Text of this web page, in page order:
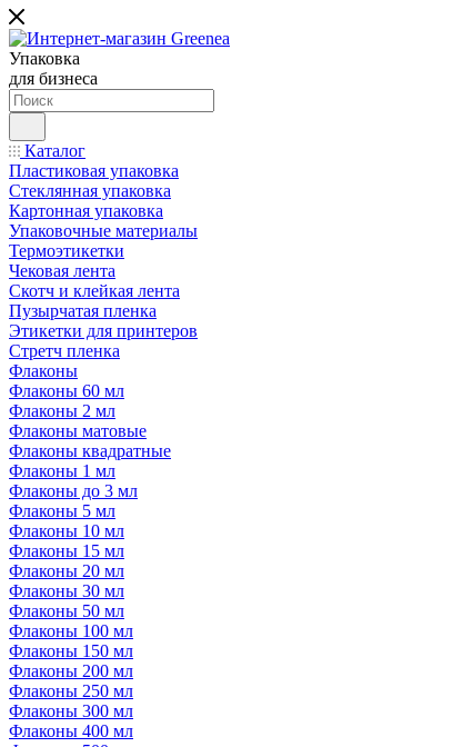
Упаковка
для бизнеса
Каталог
Пластиковая упаковка
Стеклянная упаковка
Картонная упаковка
Упаковочные материалы
Термоэтикетки
Чековая лента
Скотч и клейкая лента
Пузырчатая пленка
Этикетки для принтеров
Стретч пленка
Флаконы
Флаконы 60 мл
Флаконы 2 мл
Флаконы матовые
Флаконы квадратные
Флаконы 1 мл
Флаконы до 3 мл
Флаконы 5 мл
Флаконы 10 мл
Флаконы 15 мл
Флаконы 20 мл
Флаконы 30 мл
Флаконы 50 мл
Флаконы 100 мл
Флаконы 150 мл
Флаконы 200 мл
Флаконы 250 мл
Флаконы 300 мл
Флаконы 400 мл